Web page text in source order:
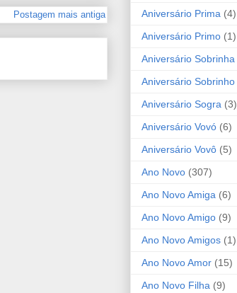
Postagem mais antiga
Aniversário Prima (4)
Aniversário Primo (1)
Aniversário Sobrinha
Aniversário Sobrinho
Aniversário Sogra (3)
Aniversário Vovó (6)
Aniversário Vovô (5)
Ano Novo (307)
Ano Novo Amiga (6)
Ano Novo Amigo (9)
Ano Novo Amigos (1)
Ano Novo Amor (15)
Ano Novo Filha (9)